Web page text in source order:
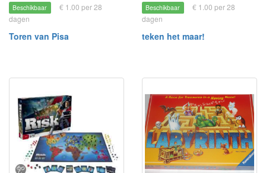
Beschikbaar
€ 1.00 per 28
dagen
Toren van Pisa
Beschikbaar
€ 1.00 per 28
dagen
teken het maar!